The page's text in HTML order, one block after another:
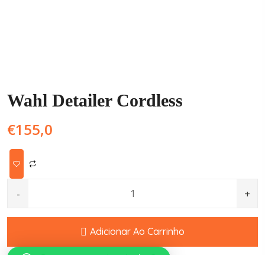
Wahl Detailer Cordless
€155,0
Wahl Detailer Cordless quantity
Adicionar Ao Carrinho